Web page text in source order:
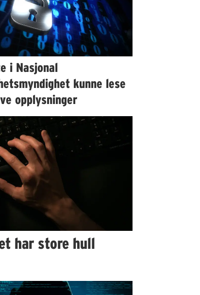
i Nasjonal
kunne lese
opplysninger
har store hull